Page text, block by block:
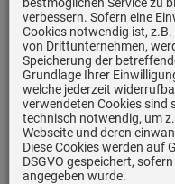
EAN:4051202018085
verbessern. Sofern eine
Cookies notwendig ist,
von Drittunternehmen,
Speicherung der
Grundlage Ihrer
welche jederzeit
verwendeten Cookies sind
technisch notwendig, um
Webseite und deren
Diese Cookies werden auf
DSGVO gespeichert,
angegeben wurde.